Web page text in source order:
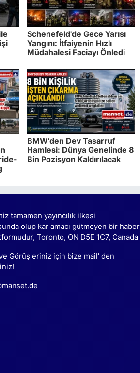
Schenefeld'de Gece Yarısı
Yangını: İtfaiyenin Hızlı
Müdahalesi Faciayı Önledi
BMW’den Dev Tasarruf
Hamlesi: Dünya Genelinde 8
Bin Pozisyon Kaldırılacak
tamamen yayıncılık ilkesi
olup kar amacı gütmeyen bir haber
Toronto, ON D5E 1C7, Canada
Görüşleriniz için bize mail' den